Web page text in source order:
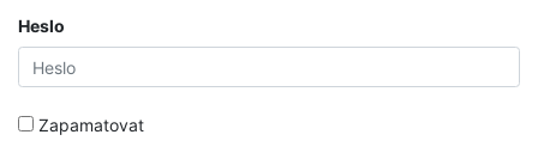
Heslo
Zapamatovat